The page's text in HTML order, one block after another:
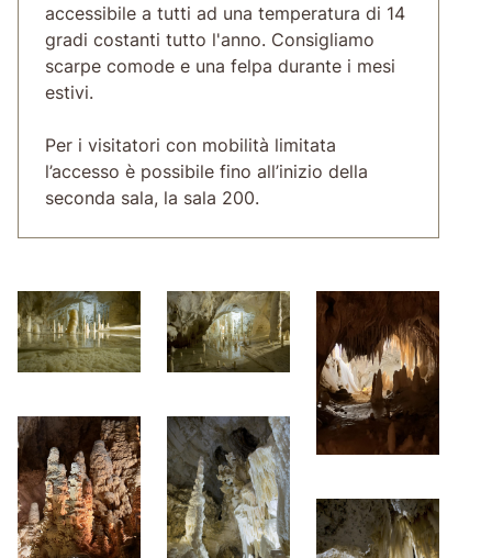
accessibile a tutti ad una temperatura di 14
gradi costanti tutto l'anno. Consigliamo
scarpe comode e una felpa durante i mesi
estivi.
Per i visitatori con mobilità limitata
l’accesso è possibile fino all’inizio della
seconda sala, la sala 200.